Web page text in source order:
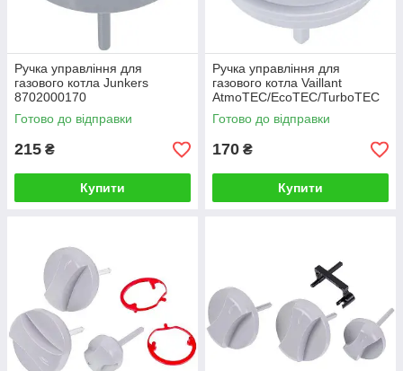
Ручка управління для
газового котла Junkers
8702000170
Готово до відправки
215 ₴
Купити
Ручка управління для
газового котла Vaillant
AtmoTEC/EcoTEC/TurboTEC
0020048969
Готово до відправки
170 ₴
Купити